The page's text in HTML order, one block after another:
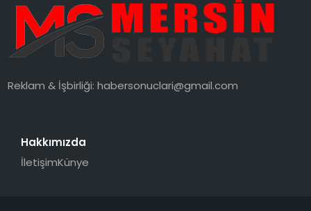
Reklam & İşbirliği:habersonuclari@gmail.com
Hakkımızda
İletişimKünye